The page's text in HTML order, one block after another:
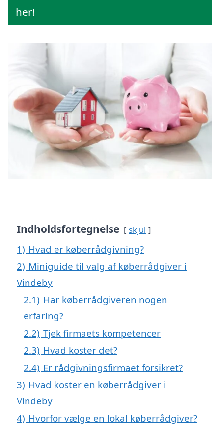
her!
Indholdsfortegnelse skjul
1) Hvad er køberrådgivning?
2) Miniguide til valg af køberrådgiver i
Vindeby
2.1) Har køberrådgiveren nogen
erfaring?
2.2) Tjek firmaets kompetencer
2.3) Hvad koster det?
2.4) Er rådgivningsfirmaet forsikret?
3) Hvad koster en køberrådgiver i
Vindeby
4) Hvorfor vælge en lokal køberrådgiver?